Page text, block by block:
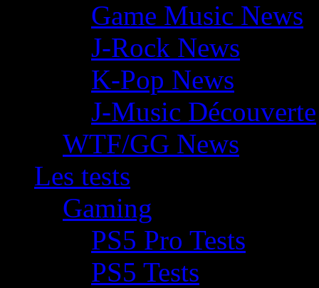
Game Music News
J-Rock News
K-Pop News
J-Music Découverte
WTF/GG News
Les tests
Gaming
PS5 Pro Tests
PS5 Tests